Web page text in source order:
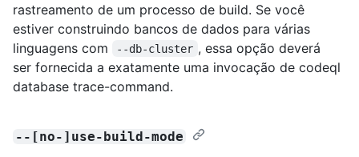
rastreamento de um processo de build. Se você
estiver construindo bancos de dados para várias
linguagens com
--db-cluster , essa opção deverá
ser fornecida a exatamente uma invocação de codeql
database trace-command.
--[no-]use-build-mode